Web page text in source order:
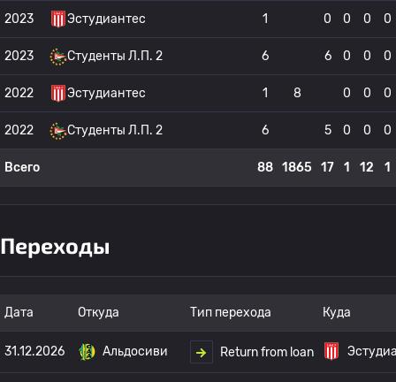
2023 Эстудиантес 1 0 0 0 0
2023 Студенты Л.П. 2 6 6 0 0 0
2022 Эстудиантес 1 8 0 0 0
2022 Студенты Л.П. 2 6 5 0 0 0
Всего 88 1865 17 1 12 1
Переходы
Дата Откуда Тип перехода Куда
31.12.2026 Альдосиви Return from loan